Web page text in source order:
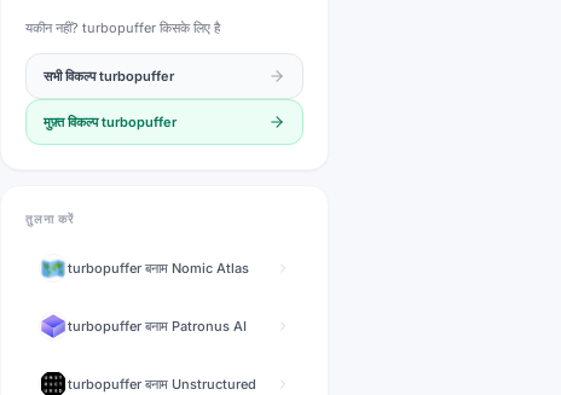
यकीन नहीं? turbopuffer किसके लिए है
सभी विकल्प turbopuffer
मुफ़्त विकल्प turbopuffer
तुलना करें
turbopuffer बनाम Nomic Atlas
turbopuffer बनाम Patronus AI
turbopuffer बनाम Unstructured